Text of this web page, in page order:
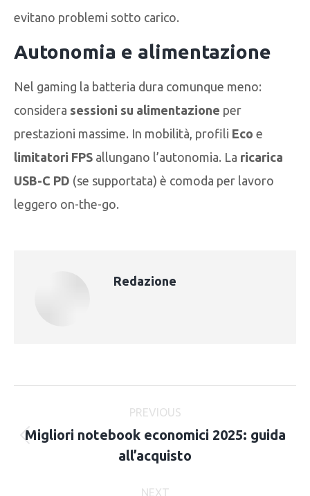
evitano problemi sotto carico.
Autonomia e alimentazione
Nel gaming la batteria dura comunque meno:
considera sessioni su alimentazione per
prestazioni massime. In mobilità, profili Eco e
limitatori FPS allungano l’autonomia. La ricarica
USB-C PD (se supportata) è comoda per lavoro
leggero on-the-go.
Redazione
navigation
PREVIOUS
Migliori notebook economici 2025: guida
all’acquisto
NEXT